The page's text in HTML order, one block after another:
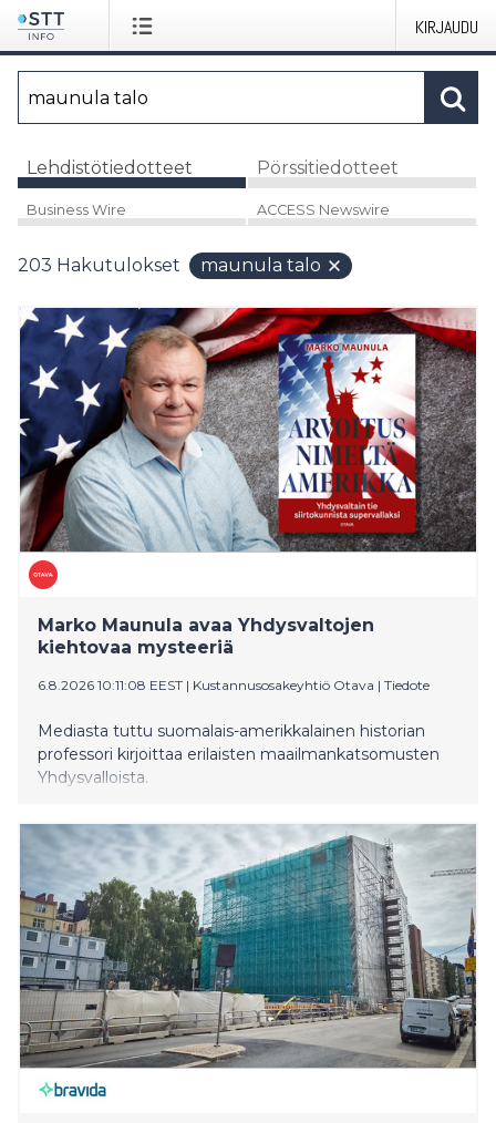
KIRJAUDU
Lehdistötiedotteet Pörssitiedotteet
Business Wire ACCESS Newswire
203 Hakutulokset maunula talo
Marko Maunula avaa Yhdysvaltojen
kiehtovaa mysteeriä
6.8.2026 10:11:08 EEST | Kustannusosakeyhtiö Otava | Tiedote
Mediasta tuttu suomalais-amerikkalainen historian
professori kirjoittaa erilaisten maailmankatsomusten
Yhdysvalloista.